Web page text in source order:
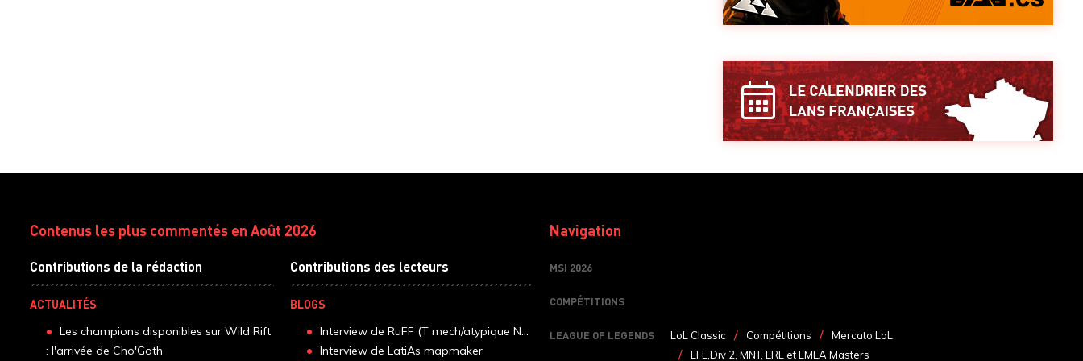
Contenus les plus commentés en Août 2026
Contributions de la rédaction
ACTUALITÉS
Les champions disponibles sur Wild Rift
: l'arrivée de Cho'Gath
Contributions des lecteurs
BLOGS
Interview de RuFF (T mech/atypique N...
Interview de LatiAs mapmaker
Navigation
MSI 2026
COMPÉTITIONS
LEAGUE OF LEGENDS LoL Classic Compétitions
Mercato LoL
LFL,Div 2, MNT, ERL et EMEA Masters